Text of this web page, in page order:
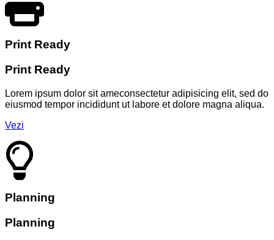
Print Ready
Print Ready
Lorem ipsum dolor sit ameconsectetur adipisicing elit, sed do
eiusmod tempor incididunt ut labore et dolore magna aliqua.
Vezi
Planning
Planning